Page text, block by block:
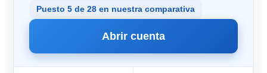
Puesto 5 de 28 en nuestra comparativa
Abrir cuenta